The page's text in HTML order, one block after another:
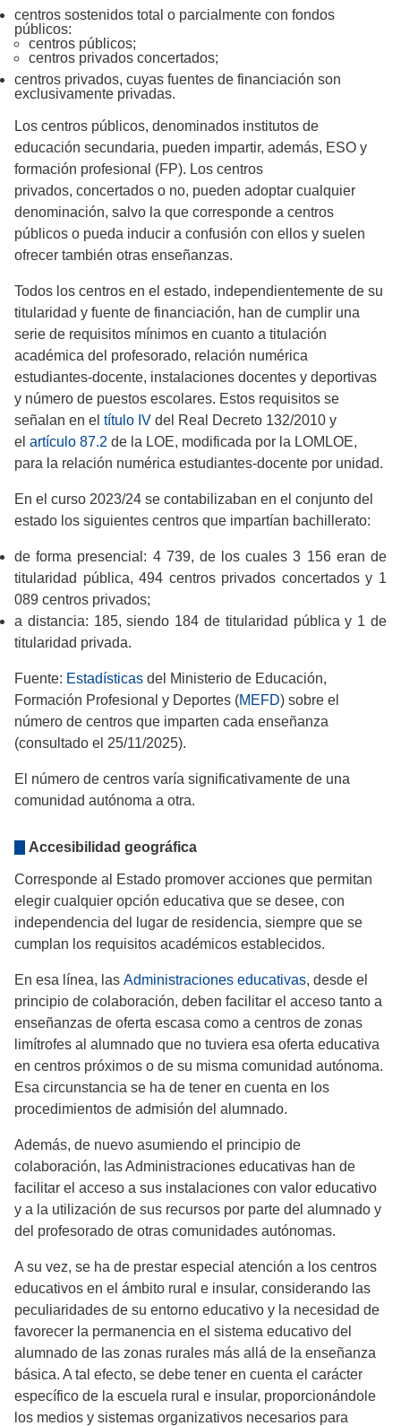
centros sostenidos total o parcialmente con fondos
públicos:
centros públicos;
centros privados concertados;
centros privados, cuyas fuentes de financiación son
exclusivamente privadas.
Los centros públicos, denominados institutos de
educación secundaria, pueden impartir, además, ESO y
formación profesional (FP). Los centros
privados, concertados o no, pueden adoptar cualquier
denominación, salvo la que corresponde a centros
públicos o pueda inducir a confusión con ellos y suelen
ofrecer también otras enseñanzas.
Todos los centros en el estado, independientemente de su
titularidad y fuente de financiación, han de cumplir una
serie de requisitos mínimos en cuanto a titulación
académica del profesorado, relación numérica
estudiantes-docente, instalaciones docentes y deportivas
y número de puestos escolares. Estos requisitos se
señalan en el título IV del Real Decreto 132/2010 y
el artículo 87.2 de la LOE, modificada por la LOMLOE,
para la relación numérica estudiantes-docente por unidad.
En el curso 2023/24 se contabilizaban en el conjunto del
estado los siguientes centros que impartían bachillerato:
de forma presencial: 4 739, de los cuales 3 156 eran de
titularidad pública, 494 centros privados concertados y 1
089 centros privados;
a distancia: 185, siendo 184 de titularidad pública y 1 de
titularidad privada.
Fuente: Estadísticas del Ministerio de Educación,
Formación Profesional y Deportes (MEFD) sobre el
número de centros que imparten cada enseñanza
(consultado el 25/11/2025).
El número de centros varía significativamente de una
comunidad autónoma a otra.
Accesibilidad geográfica
Corresponde al Estado promover acciones que permitan
elegir cualquier opción educativa que se desee, con
independencia del lugar de residencia, siempre que se
cumplan los requisitos académicos establecidos.
En esa línea, las Administraciones educativas, desde el
principio de colaboración, deben facilitar el acceso tanto a
enseñanzas de oferta escasa como a centros de zonas
limítrofes al alumnado que no tuviera esa oferta educativa
en centros próximos o de su misma comunidad autónoma.
Esa circunstancia se ha de tener en cuenta en los
procedimientos de admisión del alumnado.
Además, de nuevo asumiendo el principio de
colaboración, las Administraciones educativas han de
facilitar el acceso a sus instalaciones con valor educativo
y a la utilización de sus recursos por parte del alumnado y
del profesorado de otras comunidades autónomas.
A su vez, se ha de prestar especial atención a los centros
educativos en el ámbito rural e insular, considerando las
peculiaridades de su entorno educativo y la necesidad de
favorecer la permanencia en el sistema educativo del
alumnado de las zonas rurales más allá de la enseñanza
básica. A tal efecto, se debe tener en cuenta el carácter
específico de la escuela rural e insular, proporcionándole
los medios y sistemas organizativos necesarios para